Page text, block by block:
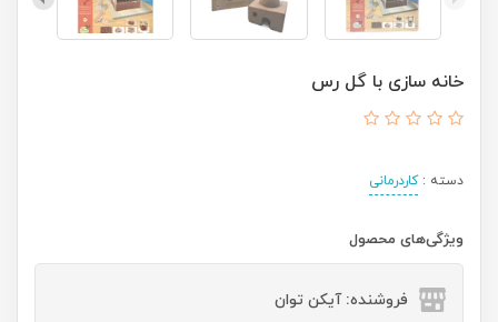
خانه سازی با گل رس
دسته :کاردرمانی
ویژگی‌های محصول
فروشنده: آیکن توان